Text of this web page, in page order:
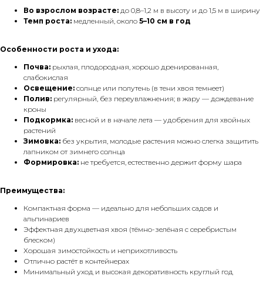
Во взрослом возрасте: до 0,8–1,2 м в высоту и до 1,5 м в ширину
Темп роста: медленный, около 5–10 см в год
Особенности роста и ухода:
Почва: рыхлая, плодородная, хорошо дренированная,
слабокислая
Освещение: солнце или полутень (в тени хвоя темнеет)
Полив: регулярный, без переувлажнения; в жару — дождевание
кроны
Подкормка: весной и в начале лета — удобрения для хвойных
растений
Зимовка: без укрытия, молодые растения можно слегка защитить
лапником от зимнего солнца
Формировка: не требуется, естественно держит форму шара
Преимущества:
Компактная форма — идеально для небольших садов и
альпинариев
Эффектная двухцветная хвоя (тёмно-зелёная с серебристым
блеском)
Хорошая зимостойкость и неприхотливость
Отлично растёт в контейнерах
Минимальный уход и высокая декоративность круглый год